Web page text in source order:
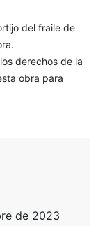
del fraile de
derechos de la
obra para
de 2023